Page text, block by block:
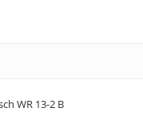
WR 13-2 В